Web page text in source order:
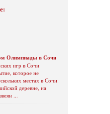
Олимпиады в Сочи
игр в Сочи
которое не
местах в Сочи:
деревне, на
...